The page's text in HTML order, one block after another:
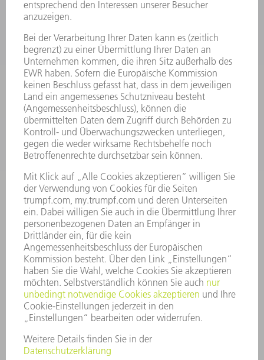
MASCHINEN & SYSTEME
LASER
LEISTUNGSELEKTRONIK
ELEKTROWERKZEUGE
SMART FACTORY
SOFTWARE
SERVICES
ANWENDUNGEN
BRANCHEN
UNTERNEHMEN
KARRIERE
STELLENANGEBOTE
UNTERNEHMENSPROFIL
GESCHÄFTSBERICHT
UNTERNEHMENSGRUNDSÄTZE
COMPLIANCE
HINWEISGEBERSYSTEM
SECURITY
PRESSEMITTEILUNGEN
MAGAZINE
LIEFERANTEN
NACHHALTIGKEIT
UMWELT & KLIMA
SOZIALES & GESELLSCHAFT
UNTERNEHMENSFÜHRUNG